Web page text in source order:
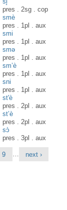
pres .2sg .cop
smè
pres . 1pl .aux
smi
pres . 1pl .aux
smə
pres . 1pl .aux
sm’è
pres . 1pl .aux
sni
pres . 1pl .aux
st'è
pres .2pl .aux
st’è
pres .2pl .aux
sɔ̀
pres .3pl .aux
9
next ›